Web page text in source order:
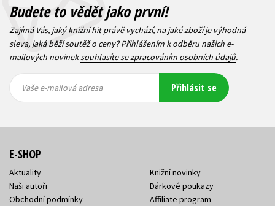
Budete to vědět jako první!
Zajímá Vás, jaký knižní hit právě vychází, na jaké zboží je výhodná
sleva, jaká běží soutěž o ceny? Přihlášením k odběru našich e-
mailových novineksouhlasíte se zpracováním osobních údajů.
mailová
mailová
Vaše e-mailová adresa Přihlásit se
E-SHOP
Aktuality
Naši autoři
Obchodní podmínky
Knižní novinky
Dárkové poukazy
Affiliate program